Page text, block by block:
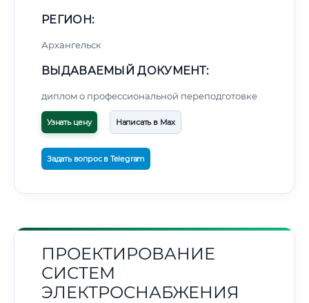
РЕГИОН:
Архангельск
ВЫДАВАЕМЫЙ ДОКУМЕНТ:
диплом о профессиональной переподготовке
Узнать цену Написать в Max
Задать вопрос в Telegram
ПРОЕКТИРОВАНИЕ
СИСТЕМ
ЭЛЕКТРОСНАБЖЕНИЯ